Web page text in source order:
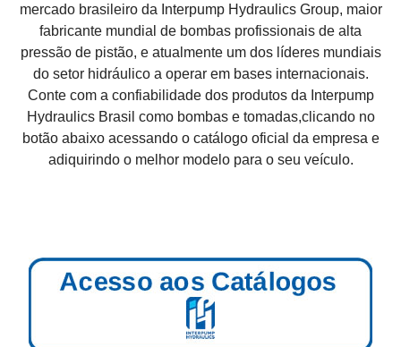
mercado brasileiro da Interpump Hydraulics Group, maior
fabricante mundial de bombas profissionais de alta
pressão de pistão, e atualmente um dos líderes mundiais
do setor hidráulico a operar em bases internacionais.
Conte com a confiabilidade dos produtos da Interpump
Hydraulics Brasil como bombas e tomadas,clicando no
botão abaixo acessando o catálogo oficial da empresa e
adiquirindo o melhor modelo para o seu veículo.